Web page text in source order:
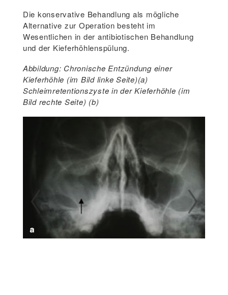
Die konservative Behandlung als mögliche
Alternative zur Operation besteht im
Wesentlichen in der antibiotischen Behandlung
und der Kieferhöhlenspülung.
Abbildung: Chronische Entzündung einer
Kieferhöhle (im Bild linke Seite)(a)
Schleimretentionszyste in der Kieferhöhle (im
Bild rechte Seite) (b)